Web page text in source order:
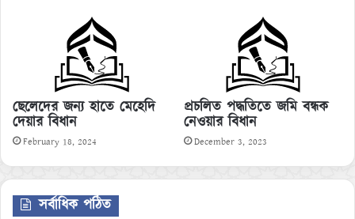
ছেলেদের জন্য হাতে মেহেদি
দেয়ার বিধান
February 18, 2024
প্রচলিত পদ্ধতিতে জমি বন্ধক
নেওয়ার বিধান
December 3, 2023
সর্বাধিক পঠিত